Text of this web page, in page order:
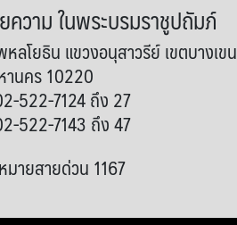
ความ ในพระบรมราชูปถัมภ์
ลโยธิน แขวงอนุสาวรีย์ เขตบางเขน
นคร 10220
522-7124 ถึง 27
522-7143 ถึง 47
ายสายด่วน 1167